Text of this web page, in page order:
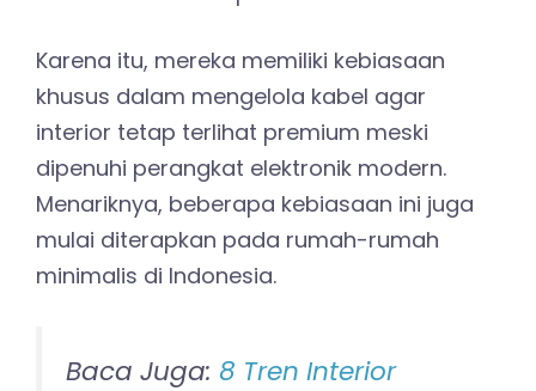
Karena itu, mereka memiliki kebiasaan
khusus dalam mengelola kabel agar
interior tetap terlihat premium meski
dipenuhi perangkat elektronik modern.
Menariknya, beberapa kebiasaan ini juga
mulai diterapkan pada rumah-rumah
minimalis di Indonesia.
Baca Juga: 8 Tren Interior